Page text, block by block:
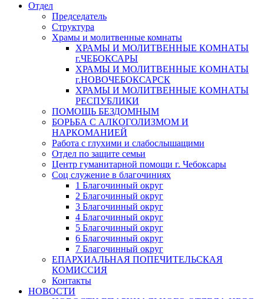
Отдел
Председатель
Структура
Храмы и молитвенные комнаты
ХРАМЫ И МОЛИТВЕННЫЕ КОМНАТЫ
г.ЧЕБОКСАРЫ
ХРАМЫ И МОЛИТВЕННЫЕ КОМНАТЫ
г.НОВОЧЕБОКСАРСК
ХРАМЫ И МОЛИТВЕННЫЕ КОМНАТЫ
РЕСПУБЛИКИ
ПОМОЩЬ БЕЗДОМНЫМ
БОРЬБА С АЛКОГОЛИЗМОМ И
НАРКОМАНИЕЙ
Работа с глухими и слабослышащими
Отдел по защите семьи
Центр гуманитарной помощи г. Чебоксары
Соц служение в благочиниях
1 Благочинный округ
2 Благочинный округ
3 Благочинный округ
4 Благочинный округ
5 Благочинный округ
6 Благочинный округ
7 Благочинный округ
ЕПАРХИАЛЬНАЯ ПОПЕЧИТЕЛЬСКАЯ
КОМИССИЯ
Контакты
НОВОСТИ